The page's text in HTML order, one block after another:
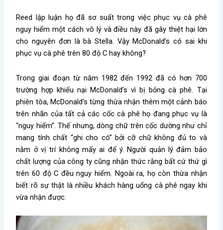
Reed lập luận họ đã sơ suất trong việc phục vụ cà phê
nguy hiểm một cách vô lý và điều này đã gây thiệt hại lớn
cho nguyên đơn là bà Stella. Vậy McDonald’s có sai khi
phục vụ cà phê trên 80 độ C hay không?
Trong giai đoạn từ năm 1982 đến 1992 đã có hơn 700
trường hợp khiếu nại McDonald’s vì bị bỏng cà phê. Tại
phiên tòa, McDonald’s từng thừa nhận thêm một cảnh báo
trên nhãn của tất cả các cốc cà phê họ đang phục vụ là
“nguy hiểm”. Thế nhưng, dòng chữ trên cốc dường như chỉ
mang tính chất “ghi cho có” bởi cỡ chữ không đủ to và
nằm ở vị trí không mấy ai để ý. Người quản lý đảm bảo
chất lượng của công ty cũng nhận thức rằng bất cứ thứ gì
trên 60 độ C đều nguy hiểm. Ngoài ra, họ còn thừa nhận
biết rõ sự thật là nhiều khách hàng uống cà phê ngay khi
vừa nhận được.